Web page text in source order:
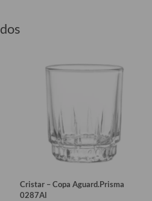
Cristar – Copa Aguard.Prisma
0287Al